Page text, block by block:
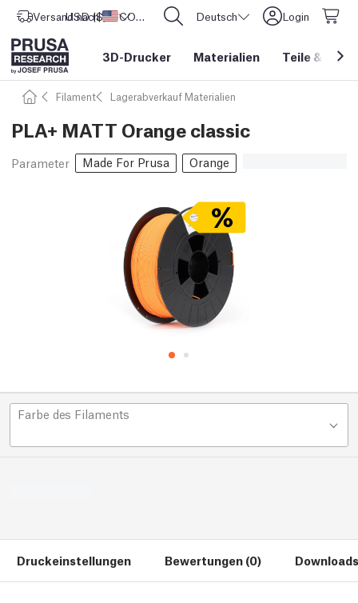
Versand nach Vereinigte Staaten
USD ($) CORE One L: Jetzt auf Lager! Deutsch Login
3D-Drucker Materialien Teile &
Filament Lagerabverkauf Materialien
PLA+ MATT Orange classic
Parameter Made For Prusa Orange
Farbe des Filaments
Druckeinstellungen Bewertungen (0)